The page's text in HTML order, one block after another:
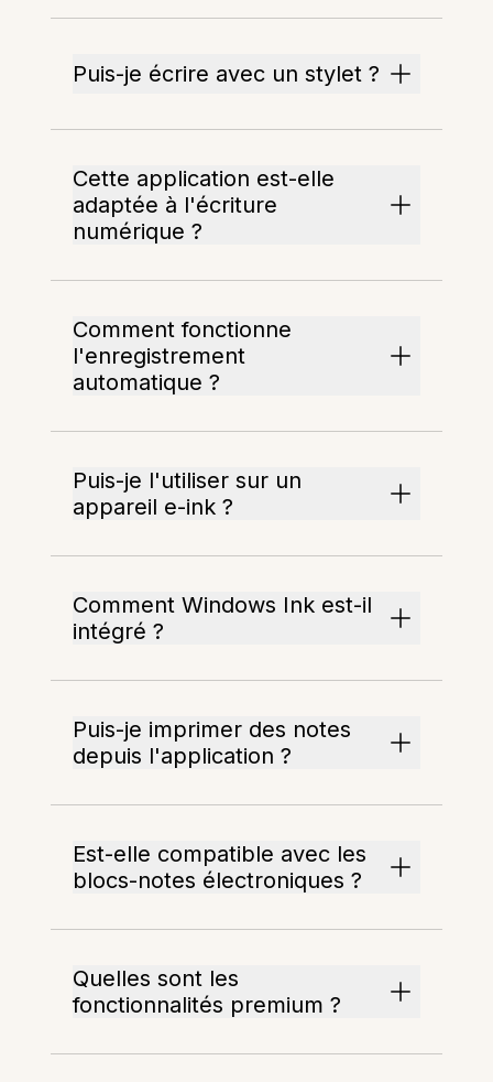
Puis-je écrire avec un stylet ?
Cette application est-elle
adaptée à l'écriture
numérique ?
Comment fonctionne
l'enregistrement
automatique ?
Puis-je l'utiliser sur un
appareil e-ink ?
Comment Windows Ink est-il
intégré ?
Puis-je imprimer des notes
depuis l'application ?
Est-elle compatible avec les
blocs-notes électroniques ?
Quelles sont les
fonctionnalités premium ?